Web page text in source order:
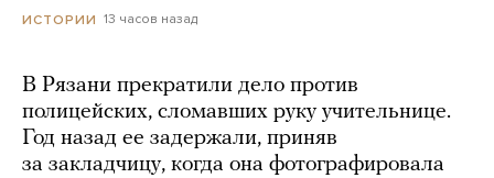
ИСТОРИИ 13 часов назад
В Рязани прекратили дело против
полицейских, сломавших руку учительнице.
Год назад ее задержали, приняв
за закладчицу, когда она фотографировала